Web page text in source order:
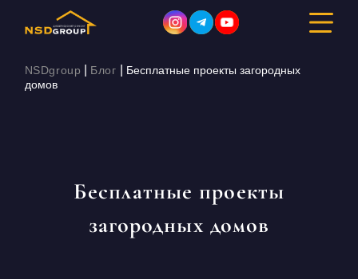
СТРОИТЕЛЬСТВО
NSDgroup Блог
Бесплатные проекты загородных
домов
Бесплатные проекты
загородных домов